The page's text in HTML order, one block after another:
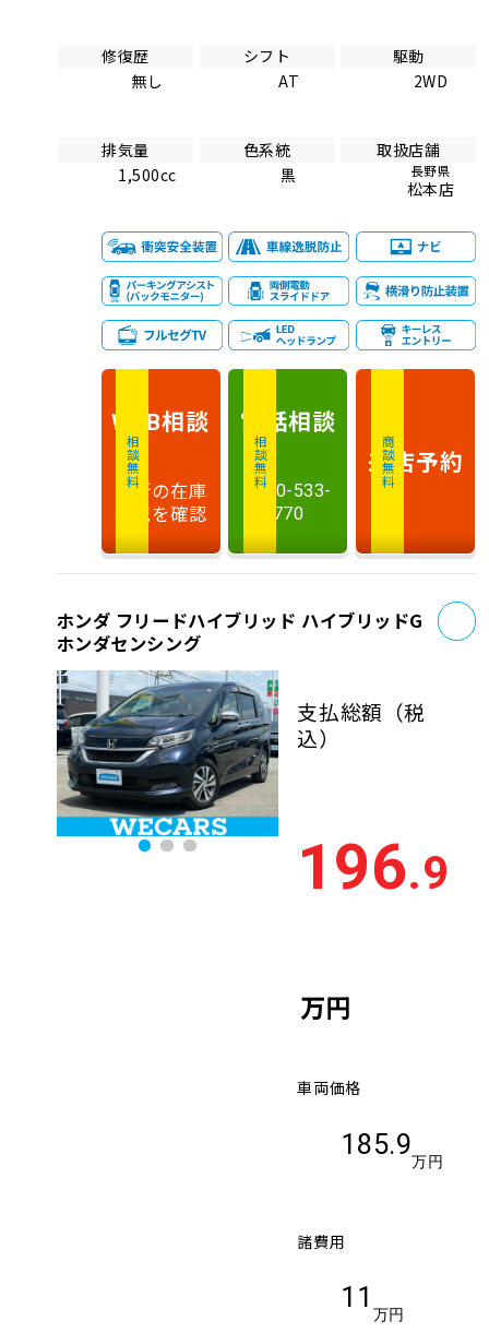
修復歴
無し
シフト
AT
駆動
2WD
排気量
1,500cc
色系統
黒
取扱店舗
長野県
松本店
相談無料
WEB相談
最新の在庫
状況を確認
相談無料
電話相談
0120-533-
770
商談無料
来店予約
ホンダ フリードハイブリッド ハイブリッドG
ホンダセンシング
支払総額 （税
込）
196.9
万円
車両価格
185.9
万円
諸費用
11
万円